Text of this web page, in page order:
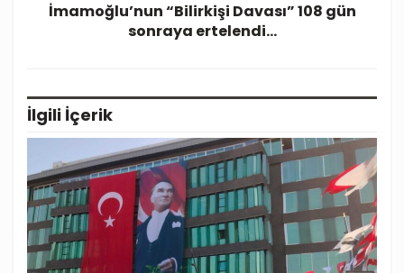
İmamoğlu’nun “Bilirkişi Davası” 108 gün
sonraya ertelendi…
İlgili İçerik